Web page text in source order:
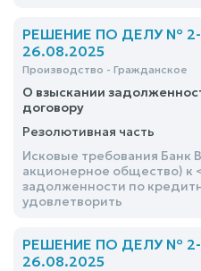
РЕШЕНИЕ ПО ДЕЛУ №
26.08.2025
Производство - Гражданское
О взыскании
договору
Резолютивная часть
Исковые требования Банк
акционерное общество) к
задолженности по
удовлетворить
РЕШЕНИЕ ПО ДЕЛУ № 2-
26.08.2025